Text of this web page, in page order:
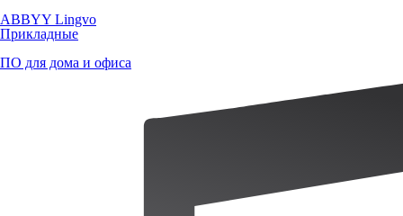
ABBYY Lingvo
Прикладные
ПО для дома и офиса